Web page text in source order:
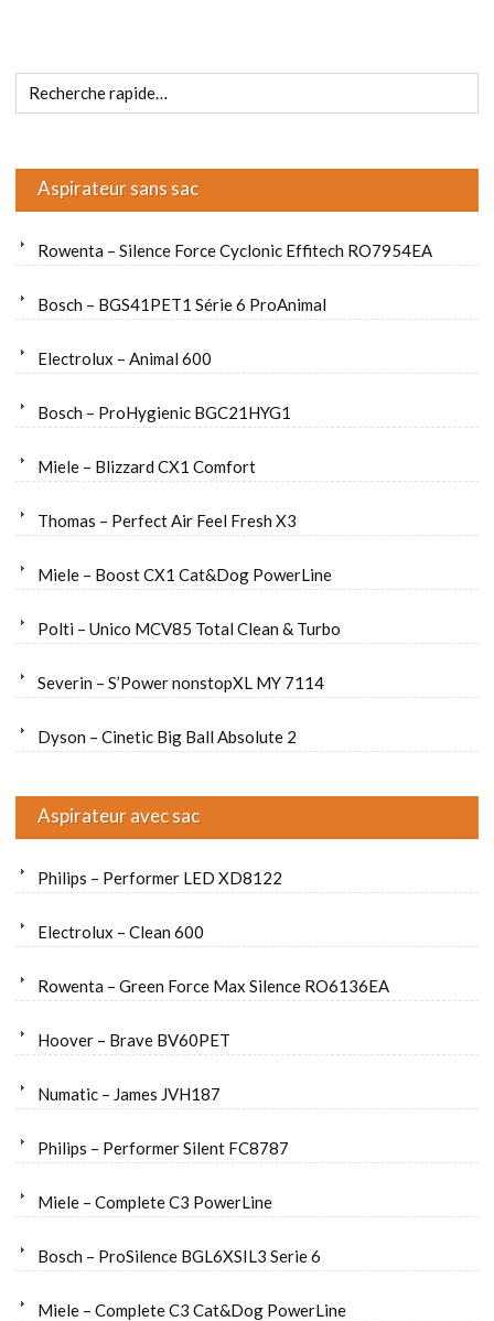
Aspirateur sans sac
Rowenta – Silence Force Cyclonic Effitech RO7954EA
Bosch – BGS41PET1 Série 6 ProAnimal
Electrolux – Animal 600
Bosch – ProHygienic BGC21HYG1
Miele – Blizzard CX1 Comfort
Thomas – Perfect Air Feel Fresh X3
Miele – Boost CX1 Cat&Dog PowerLine
Polti – Unico MCV85 Total Clean & Turbo
Severin – S’Power nonstopXL MY 7114
Dyson – Cinetic Big Ball Absolute 2
Aspirateur avec sac
Philips – Performer LED XD8122
Electrolux – Clean 600
Rowenta – Green Force Max Silence RO6136EA
Hoover – Brave BV60PET
Numatic – James JVH187
Philips – Performer Silent FC8787
Miele – Complete C3 PowerLine
Bosch – ProSilence BGL6XSIL3 Serie 6
Miele – Complete C3 Cat&Dog PowerLine